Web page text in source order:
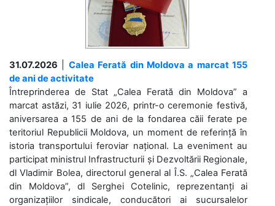
31.07.2026
Calea Ferată din Moldova a marcat 155
de ani de activitate
Întreprinderea de Stat „Calea Ferată din Moldova” a
marcat astăzi, 31 iulie 2026, printr-o ceremonie festivă,
aniversarea a 155 de ani de la fondarea căii ferate pe
teritoriul Republicii Moldova, un moment de referință în
istoria transportului feroviar național. La eveniment au
participat ministrul Infrastructurii și Dezvoltării Regionale,
dl Vladimir Bolea, directorul general al Î.S. „Calea Ferată
din Moldova”, dl Serghei Cotelinic, reprezentanți ai
organizațiilor sindicale, conducători ai sucursalelor